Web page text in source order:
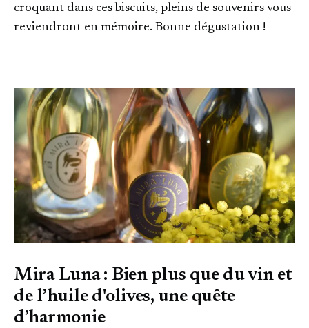
croquant dans ces biscuits, pleins de souvenirs vous
reviendront en mémoire. Bonne dégustation !
Mira Luna : Bien plus que du vin et
de l’huile d'olives, une quête
d’harmonie